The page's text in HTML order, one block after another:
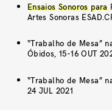
Ensaios Sonoros para
Artes Sonoras
“Trabalho de Mesa”
Óbidos, 15-16 OUT
“Trabalho de Mesa”
24 JUL 2021